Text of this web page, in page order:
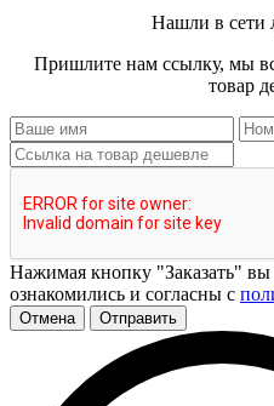
Нашли в сети
Пришлите нам ссылку, мы
товар
Нажимая кнопку "Заказать" вы
ознакомились и согласны с
Отмена Отправить